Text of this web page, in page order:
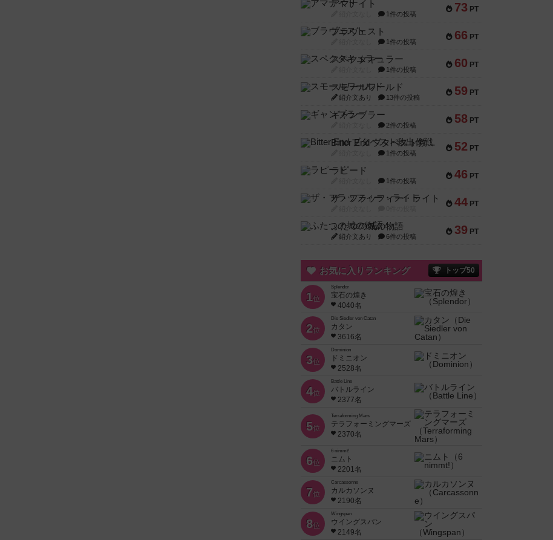
73 PT
アマナイト
1件の投稿
66 PT
ブラヴェスト
1件の投稿
60 PT
スペクタキュラー
1件の投稿
59 PT
スモールワールド
紹介文あり 13件の投稿
58 PT
ギャンブラー
2件の投稿
52 PT
Bitter End ブタペスト救出作戦
1件の投稿
46 PT
ラピード
1件の投稿
44 PT
ザ・フラッフィー・ライト
39 PT
ふたつの城の物語
紹介文あり 6件の投稿
お気に入りランキング トップ50
1位
Splendor
宝石の煌き
4040名
2位
Die Siedler von Catan
カタン
3616名
3位
Dominion
ドミニオン
2528名
4位
Battle Line
バトルライン
2377名
5位
Terraforming Mars
テラフォーミングマーズ
2370名
6位
6 nimmt!
ニムト
2201名
7位
Carcassonne
カルカソンヌ
2190名
8位
Wingspan
ウイングスパン
2149名